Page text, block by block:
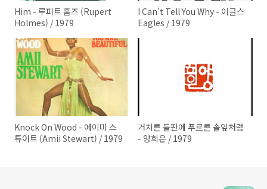
Him - 루퍼트 홈즈 (Rupert
Holmes) / 1979
I Can't Tell You Why - 이글스
Eagles / 1979
Knock On Wood - 에이미 스
튜어트 (Amii Stewart) / 1979
거치른 들판에 푸르른 솔잎처럼
- 양희은 / 1979